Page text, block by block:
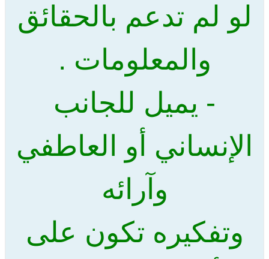
لو لم تدعم بالحقائق
والمعلومات .
- يميل للجانب
الإنساني أو العاطفي
وآرائه
وتفكيره تكون على